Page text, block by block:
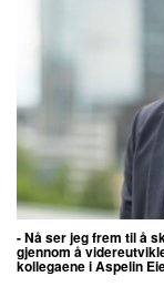
- Nå ser jeg frem til å
gjennom å
kollegaene i Aspelin